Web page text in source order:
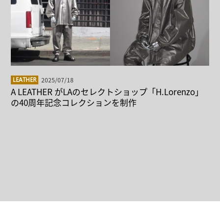
LEATHER 2025/07/18
A LEATHER がLAのセレクトショップ「H.Lorenzo」
の40周年記念コレクションを制作